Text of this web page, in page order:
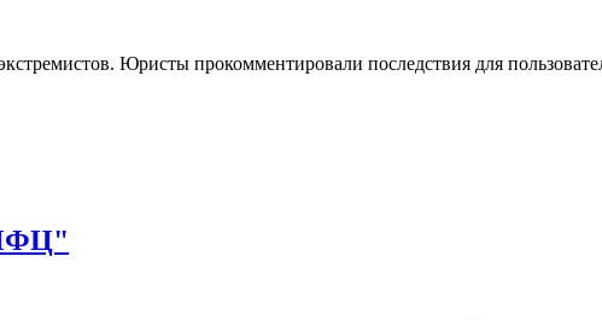
Юристы прокомментировали последствия для